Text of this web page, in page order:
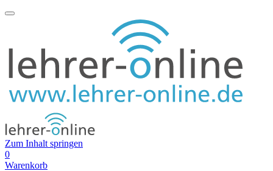
Zum Inhalt springen
0
Warenkorb